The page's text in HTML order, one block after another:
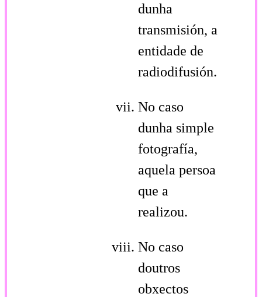
dunha
transmisión, a
entidade de
radiodifusión.
No caso
dunha simple
fotografía,
aquela persoa
que a
realizou.
No caso
doutros
obxectos